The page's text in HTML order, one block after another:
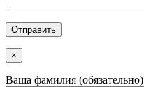
×
Ваша фамилия (обязательно)